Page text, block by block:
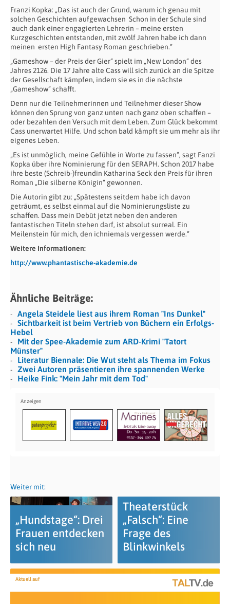
Franzi Kopka: „Das ist auch der Grund, warum ich genau mit
solchen Geschichten aufgewachsen Schon in der Schule sind
auch dank einer engagierten Lehrerin – meine ersten
Kurzgeschichten entstanden, mit zwölf Jahren habe ich dann
meinen ersten High Fantasy Roman geschrieben.“
„Gameshow – der Preis der Gier“ spielt im „New London“ des
Jahres 2126. Die 17 Jahre alte Cass will sich zurück an die Spitze
der Gesellschaft kämpfen, indem sie es in die nächste
„Gameshow“ schafft.
Denn nur die Teilnehmerinnen und Teilnehmer dieser Show
können den Sprung von ganz unten nach ganz oben schaffen –
oder bezahlen den Versuch mit dem Leben. Zum Glück bekommt
Cass unerwartet Hilfe. Und schon bald kämpft sie um mehr als ihr
eigenes Leben.
„Es ist unmöglich, meine Gefühle in Worte zu fassen“, sagt Fanzi
Kopka über ihre Nominierung für den SERAPH. Schon 2017 habe
ihre beste (Schreib-)freundin Katharina Seck den Preis für ihren
Roman „Die silberne Königin“ gewonnen.
Die Autorin gibt zu: „Spätestens seitdem habe ich davon
geträumt, es selbst einmal auf die Nominierungsliste zu
schaffen. Dass mein Debüt jetzt neben den anderen
fantastischen Titeln stehen darf, ist absolut surreal. Ein
Meilenstein für mich, den ichniemals vergessen werde.“
Weitere Informationen:
http://www.phantastische-akademie.de
Ähnliche Beiträge:
Angela Steidele liest aus ihrem Roman "Ins Dunkel"
Sichtbarkeit ist beim Vertrieb von Büchern ein Erfolgs-
Hebel
Mit der Spee-Akademie zum ARD-Krimi "Tatort
Münster"
Literatur Biennale: Die Wut steht als Thema im Fokus
Zwei Autoren präsentieren ihre spannenden Werke
Heike Fink: "Mein Jahr mit dem Tod"
Weiter mit:
„Hundstage“: Drei
Frauen entdecken
sich neu
Theaterstück
„Falsch“: Eine
Frage des
Blinkwinkels
Aktuell auf